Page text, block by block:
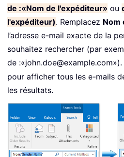
de :«Nom de l'expéditeur» ou
l'expéditeur). Remplacez Nom
l’adresse e-mail exacte de la
souhaitez rechercher (par
de
pour afficher tous les e-mails
les résultats.